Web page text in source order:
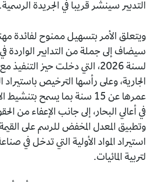
التدبير سينشر قريبا في الجريدة الرسمية.
ويتعلق الأمر بتسهيل ممنوح لفائدة
سيضاف إلى جملة من التدابير الواردة في
لسنة 2026، التي دخلت حيز
الجارية، وعلى رأسها الترخيص
عمرها عن 15 سنة بما يسمح
في أعالي البحار، إلى جانب الإعفاء من
وتطبيق المعدل المخفض للرسم على
استيراد المواد الأولية التي تدخل في
لتربية المائيات.